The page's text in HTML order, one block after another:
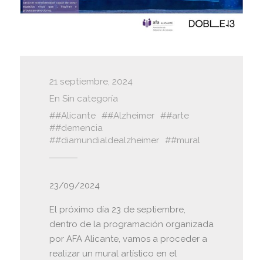
21 septiembre, 2024
En Sin categoría
#Alicante
#Alzheimer
#arte
#demencia
#diamundialdealzheimer
#mural
23/09/2024
El próximo día 23 de septiembre,
dentro de la programación organizada
por AFA Alicante, vamos a proceder a
realizar un mural artístico en el